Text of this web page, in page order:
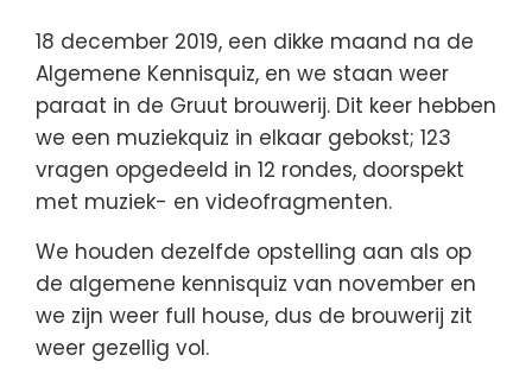
18 december 2019, een dikke maand na de
Algemene Kennisquiz, en we staan weer
paraat in de Gruut brouwerij. Dit keer hebben
we een muziekquiz in elkaar gebokst; 123
vragen opgedeeld in 12 rondes, doorspekt
met muziek- en videofragmenten.
We houden dezelfde opstelling aan als op
de algemene kennisquiz van november en
we zijn weer full house, dus de brouwerij zit
weer gezellig vol.